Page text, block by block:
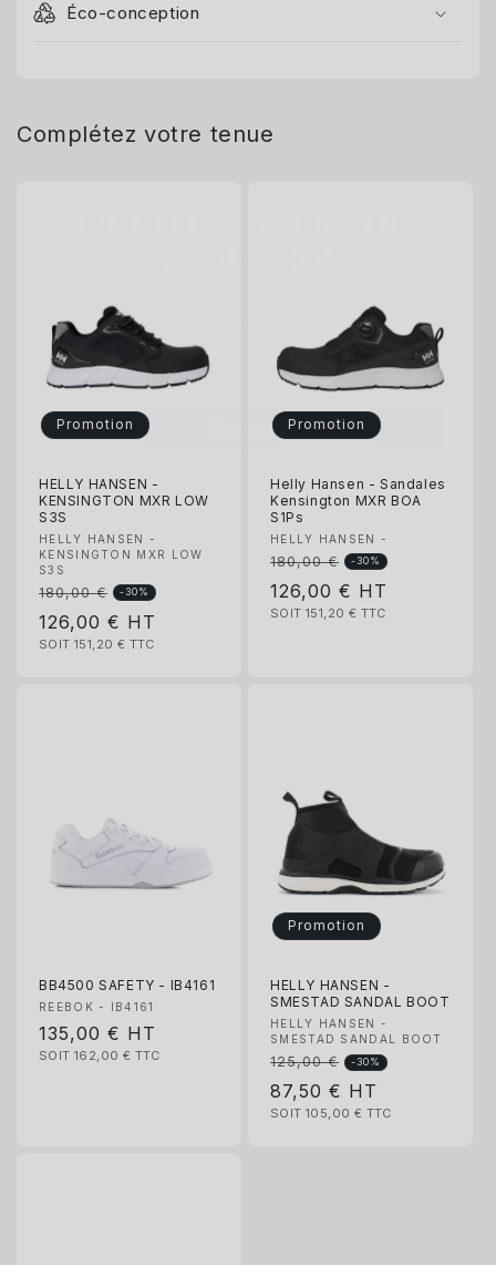
Éco-conception
Complétez votre tenue
Promotion
HELLY HANSEN -
KENSINGTON MXR LOW
S3S
Fournisseur :
HELLY HANSEN -
KENSINGTON MXR LOW
S3S
Prix
habituel
180,00 € -30%
Prix
promotionnel
126,00 € HT
SOIT 151,20 € TTC
Promotion
Helly Hansen - Sandales
Kensington MXR BOA
S1Ps
Fournisseur :
HELLY HANSEN -
Prix
habituel
180,00 € -30%
Prix
promotionnel
126,00 € HT
SOIT 151,20 € TTC
BB4500 SAFETY - IB4161
Fournisseur :
REEBOK - IB4161
Prix
habituel
135,00 € HT
SOIT 162,00 € TTC
Promotion
HELLY HANSEN -
SMESTAD SANDAL BOOT
Fournisseur :
HELLY HANSEN -
SMESTAD SANDAL BOOT
Prix
habituel
125,00 € -30%
Prix
promotionnel
87,50 € HT
SOIT 105,00 € TTC
Email